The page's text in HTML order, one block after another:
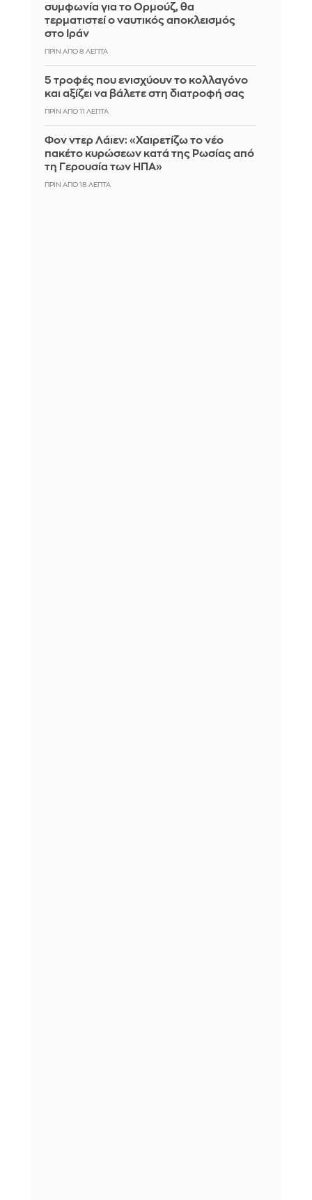
συμφωνία για το Ορμούζ, θα
τερματιστεί ο ναυτικός αποκλεισμός
στο Ιράν
ΠΡΙΝ ΑΠΌ 8 ΛΕΠΤΆ
5 τροφές που ενισχύουν το κολλαγόνο
και αξίζει να βάλετε στη διατροφή σας
ΠΡΙΝ ΑΠΌ 11 ΛΕΠΤΆ
Φον ντερ Λάιεν: «Χαιρετίζω το νέο
πακέτο κυρώσεων κατά της Ρωσίας από
τη Γερουσία των ΗΠΑ»
ΠΡΙΝ ΑΠΌ 18 ΛΕΠΤΆ